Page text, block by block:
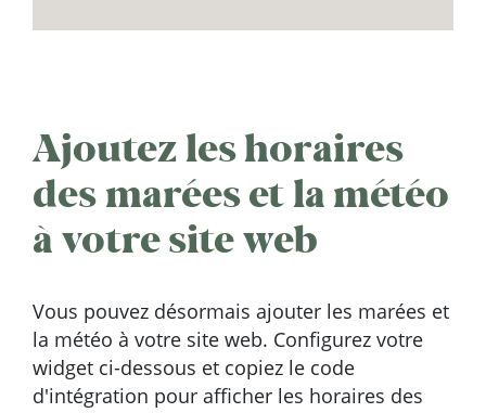
Ajoutez les horaires
des marées et la météo
à votre site web
Vous pouvez désormais ajouter les marées et
la météo à votre site web. Configurez votre
widget ci-dessous et copiez le code
d'intégration pour afficher les horaires des